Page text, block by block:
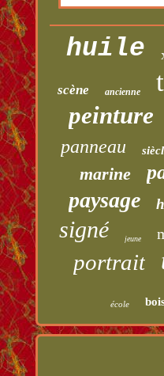
huile
scène ancienne
peinture
panneau
marine
paysage
signé jeune
portrait
école